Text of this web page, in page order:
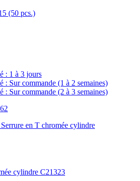
(50 pcs.)
: 1 à 3 jours
: Sur commande (1 à 2 semaines)
: Sur commande (2 à 3 semaines)
cylindre C21323